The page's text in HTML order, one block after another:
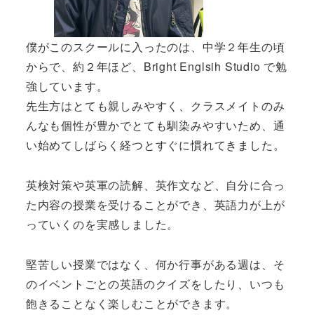
僕がこのスクールに入ったのは、中学２年生の頃
からで、約２年ほど、Bright Englsih Studio で勉
強しています。
先生方はとても親しみやすく、クラスメイトのみ
んなも個性が豊かでとても馴染みやすいため、通
い始めてしばらく経つとすぐに慣れてきました。
英検対策や英軍の読解、英作文など、自分に合っ
た内容の授業を受けることができ、英語力が上が
っていくのを実感しました。
堅苦しい授業ではなく、何か行事がある週は、そ
のイベントごとの英語のクイズをしたり、いつも
飽きることなく楽しむことができます。